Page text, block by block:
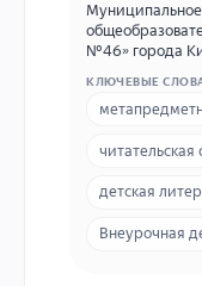
№46» города
КЛЮЧЕВЫЕ
читательская
детская
Внеурочная